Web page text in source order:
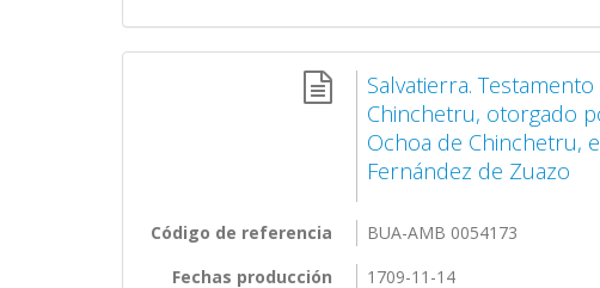
Salvatierra.
Chinchetru, otorgado
Ochoa de Chinchetru,
Fernández de Zuazo
Código de referencia
BUA-AMB 0054173
Fechas producción
1709-11-14